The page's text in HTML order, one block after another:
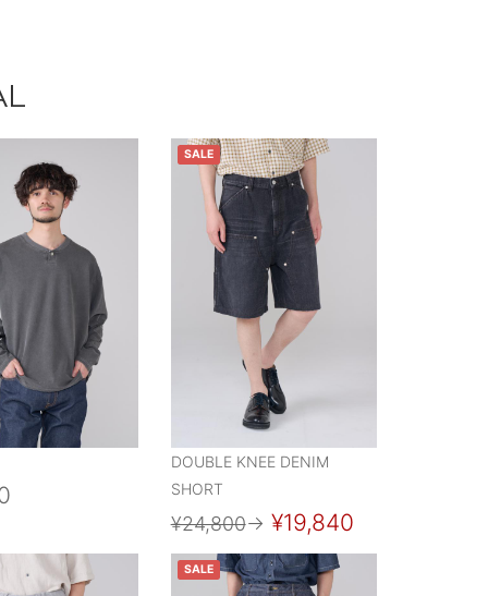
SALE
DOUBLE KNEE DENIM
SHORT
¥24,800→ ¥19,840
SALE